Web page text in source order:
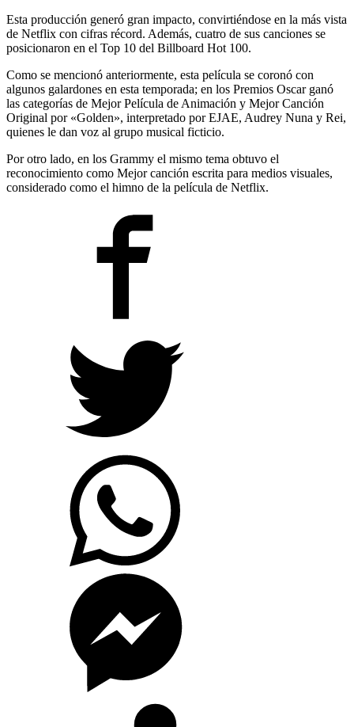
Esta producción generó gran impacto, convirtiéndose en la más vista
de Netflix con cifras récord. Además, cuatro de sus canciones se
posicionaron en el Top 10 del Billboard Hot 100.
Como se mencionó anteriormente, esta película se coronó con
algunos galardones en esta temporada; en los Premios Oscar ganó
las categorías de Mejor Película de Animación y Mejor Canción
Original por «Golden», interpretado por EJAE, Audrey Nuna y Rei,
quienes le dan voz al grupo musical ficticio.
Por otro lado, en los Grammy el mismo tema obtuvo el
reconocimiento como Mejor canción escrita para medios visuales,
considerado como el himno de la película de Netflix.